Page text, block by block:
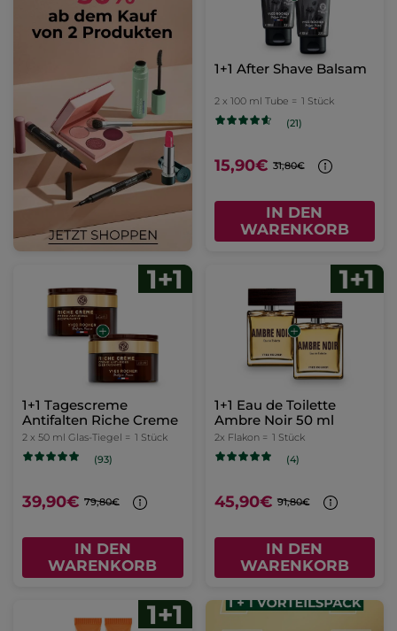
1+1 After Shave Balsam
2 x 100 ml Tube = 1 Stück
(21)
15,90€ 31,80€
IN DEN
WARENKORB
1+1 Tagescreme
Antifalten Riche Creme
2 x 50 ml Glas-Tiegel = 1 Stück
(93)
39,90€ 79,80€
IN DEN
WARENKORB
1+1 Eau de Toilette
Ambre Noir 50 ml
2x Flakon = 1 Stück
(4)
45,90€ 91,80€
IN DEN
WARENKORB